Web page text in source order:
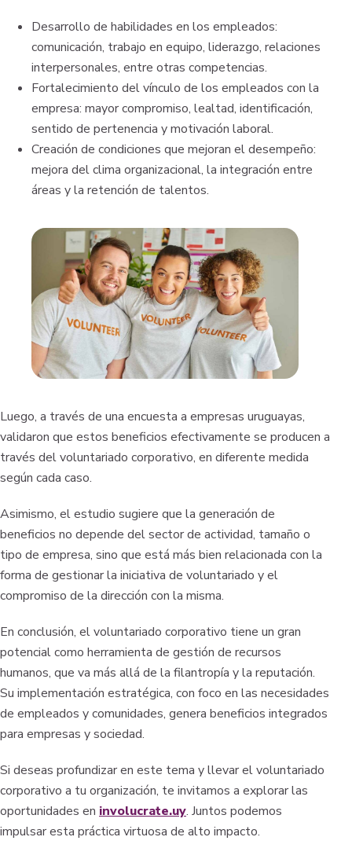
Desarrollo de habilidades en los empleados:
comunicación, trabajo en equipo, liderazgo, relaciones
interpersonales, entre otras competencias.
Fortalecimiento del vínculo de los empleados con la
empresa: mayor compromiso, lealtad, identificación,
sentido de pertenencia y motivación laboral.
Creación de condiciones que mejoran el desempeño:
mejora del clima organizacional, la integración entre
áreas y la retención de talentos.
Luego, a través de una encuesta a empresas uruguayas,
validaron que estos beneficios efectivamente se producen a
través del voluntariado corporativo, en diferente medida
según cada caso.
Asimismo, el estudio sugiere que la generación de
beneficios no depende del sector de actividad, tamaño o
tipo de empresa, sino que está más bien relacionada con la
forma de gestionar la iniciativa de voluntariado y el
compromiso de la dirección con la misma.
En conclusión, el voluntariado corporativo tiene un gran
potencial como herramienta de gestión de recursos
humanos, que va más allá de la filantropía y la reputación.
Su implementación estratégica, con foco en las necesidades
de empleados y comunidades, genera beneficios integrados
para empresas y sociedad.
Si deseas profundizar en este tema y llevar el voluntariado
corporativo a tu organización, te invitamos a explorar las
oportunidades en involucrate.uy. Juntos podemos
impulsar esta práctica virtuosa de alto impacto.